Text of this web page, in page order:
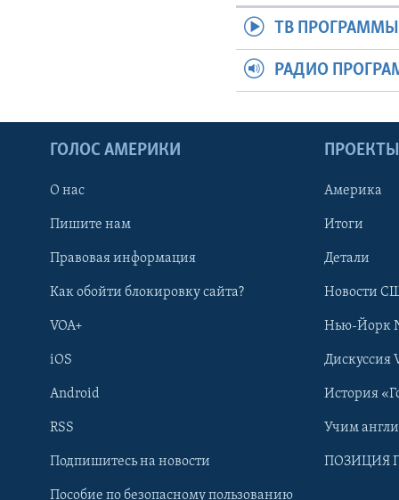
Learning English
ТВ ПРОГРАММЫ
РАДИО
ГОЛОС АМЕРИКИ
О нас
Пишите нам
Правовая информация
Как обойти блокировку сайта?
VOA+
iOS
Android
RSS
Подпишитесь на новости
Пособие по безопасному пользованию
ПРОЕКТЫ
Америка
Итоги
Детали
Новости
Нью-Йорк
Дискуссия
История
Учим
ПОЗИЦИЯ